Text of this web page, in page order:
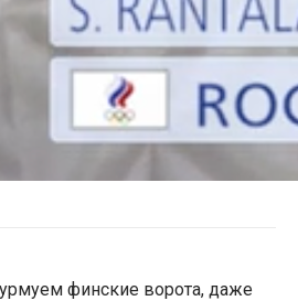
финские ворота, даже